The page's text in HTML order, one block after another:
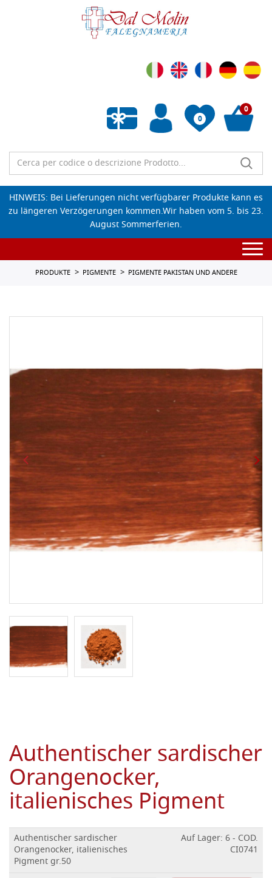
0
Wunschliste leeren
0
HINWEIS: Bei Lieferungen nicht verfügbarer Produkte kann es
zu längeren Verzögerungen kommen.Wir haben vom 5. bis 23.
August Sommerferien.
PRODUKTE PIGMENTE PIGMENTE PAKISTAN UND ANDERE
Authentischer sardischer
Orangenocker,
italienisches Pigment
Authentischer sardischer
Orangenocker, italienisches
Pigment gr.50
Auf Lager: 6 - COD.
CI0741